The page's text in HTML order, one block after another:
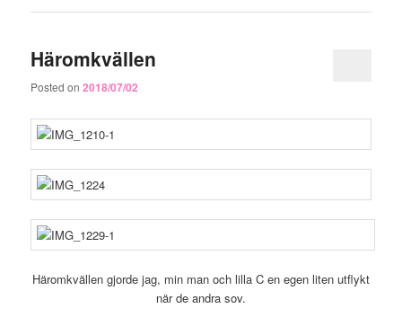
Häromkvällen
Posted on2018/07/02
Häromkvällen gjorde jag, min man och lilla C en egen liten utflykt
när de andra sov.